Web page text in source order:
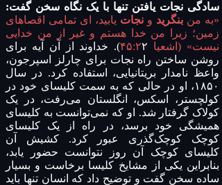
سادگی نجات یافتن تنها با یک نگاه سخن گفت:
«به من بنگرید و نجات یابید، ای تمامی اقصاهای
زمین؛ زیرا من خدا هستم و غیر از من خدایی
نیست» (اشعیا ۴۵:۲
۲). خداوند از آن آیه برای
روشن ساختن راه نجات برای چارلز اسپرجون،
واعظ نامدار بریتانیایی، استفاده کرد. در سال
۱۸۵۰، او در حالی که به سمت کلیسای خود در
کولچستر، اسکس، انگلستان می‌رفت، در یک
کولاک گرفتار شد. او که نمی‌توانست به کلیسای
همیشگی خود برسد، در راه از یک کلیسای
کوچک کوچک‌گذری عبور کرد. کشیش آن
کلیسای کوچک آن روز نتوانست حضور یابد،
بنابراین یکی از مشایخ کلیسا برخاست و بسیار
ساده سخن گفت و توضیح داد که انسان تنها باید